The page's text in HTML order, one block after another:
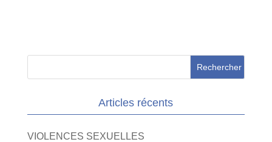
Articles récents
VIOLENCES SEXUELLES